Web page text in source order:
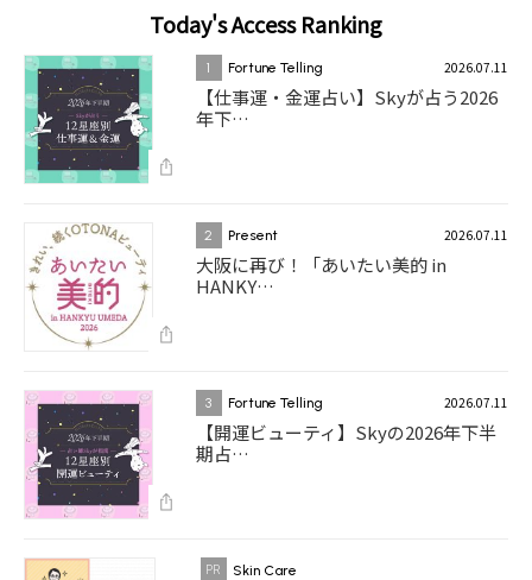
Today's Access Ranking
1 Fortune Telling 2026.07.11
【仕事運・金運占い】Skyが占う2026
年下…
2 Present 2026.07.11
大阪に再び！「あいたい美的 in
HANKY…
3 Fortune Telling 2026.07.11
【開運ビューティ】Skyの2026年下半
期占…
Skin Care